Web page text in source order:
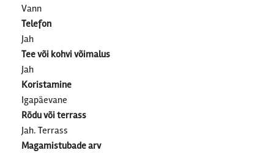
Vann
Telefon
Jah
Tee või kohvi võimalus
Jah
Koristamine
Igapäevane
Rõdu või terrass
Jah. Terrass
Magamistubade arv